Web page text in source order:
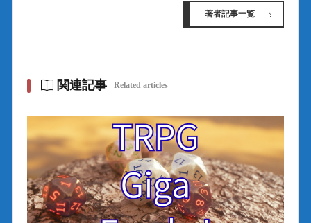
著者記事一覧
関連記事 Related articles